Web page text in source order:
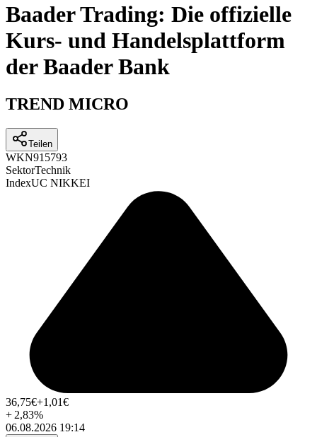
Baader Trading: Die offizielle
Kurs- und Handelsplattform
der Baader Bank
TREND MICRO
Teilen
WKN915793
SektorTechnik
IndexUC NIKKEI
36,75€+1,01€
+ 2,83%
06.08.2026 19:14